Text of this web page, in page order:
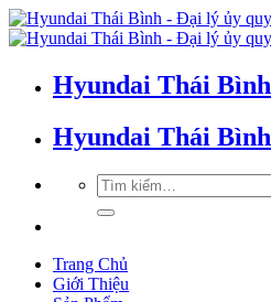
Hyundai Thái Bình
Hyundai Thái Bình
Trang Chủ
Giới Thiệu